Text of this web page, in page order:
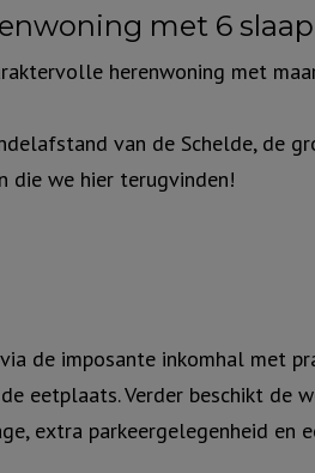
met 6
herenwoning met
van de Schelde, de
die we hier terugvinden!
de imposante inkomhal met
eetplaats. Verder beschikt de
extra parkeergelegenheid en